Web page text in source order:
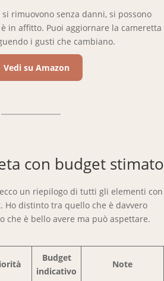
rimuovono senza danni, si possono
in affitto. Puoi aggiornare la cameretta
i gusti che cambiano.
Vedi su Amazon
con budget stimato
un riepilogo di tutti gli elementi con
Ho distinto tra quello che è davvero
che è bello avere ma può aspettare.
Budget
indicativo
Note